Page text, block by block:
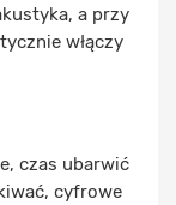
a przy
włączy
czas ubarwić
cyfrowe